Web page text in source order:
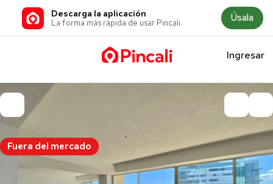
Descarga la aplicación
La forma más rápida de usar Pincali Úsala
Ingresar
Fuera del mercado